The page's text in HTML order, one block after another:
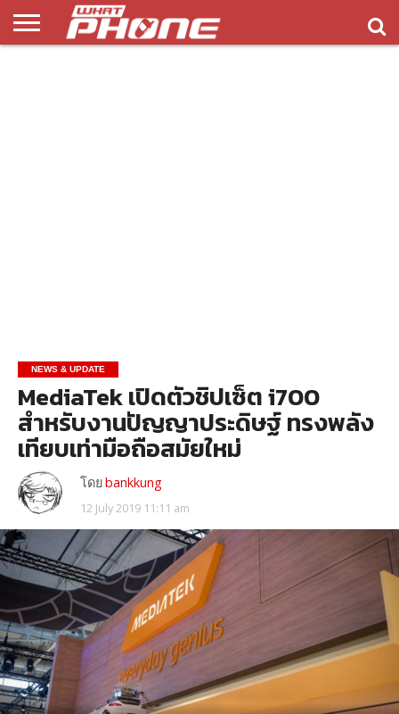
NEWS & UPDATE
MediaTek เปิดตัวชิปเซ็ต i700
สำหรับงานปัญญาประดิษฐ์ ทรงพลัง
เทียบเท่ามือถือสมัยใหม่
โดยbankkung
12 July 2019 11:11 am